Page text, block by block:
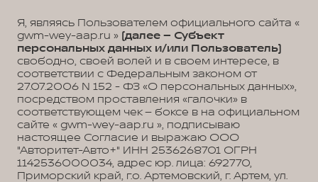
Я, являясь Пользователем официального сайта «
gwm-wey-aap.ru » (далее – Субъект
персональных данных и/или Пользователь)
свободно, своей волей и в своем интересе, в
соответствии с Федеральным законом от
27.07.2006 N 152 - ФЗ «О персональных данных»,
посредством проставления «галочки» в
соответствующем чек – боксе в на официальном
сайте « gwm-wey-aap.ru », подписываю
настоящее Согласие и выражаю ООО
"Авторитет-Авто+" ИНН 2536268701 ОГРН
1142536000034, адрес юр. лица: 692770,
Приморский край, г.о. Артемовский, г. Артем, ул.